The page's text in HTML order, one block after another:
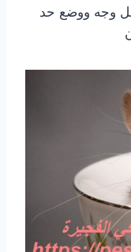
وجه ووضع حد